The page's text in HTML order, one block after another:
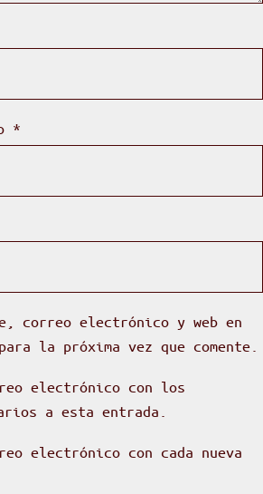
*
correo electrónico y web en
la próxima vez que comente.
electrónico con los
a esta entrada.
electrónico con cada nueva